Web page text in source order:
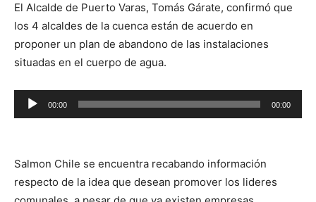
El Alcalde de Puerto Varas, Tomás Gárate, confirmó que
los 4 alcaldes de la cuenca están de acuerdo en
proponer un plan de abandono de las instalaciones
situadas en el cuerpo de agua.
Reproductor
de
00:00 00:00
Salmon Chile se encuentra recabando información
respecto de la idea que desean promover los lideres